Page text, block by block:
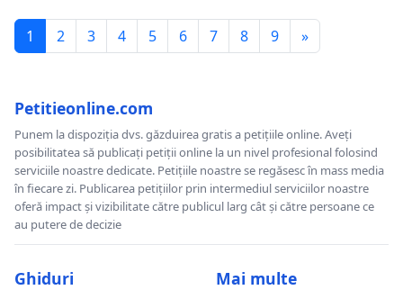
1 2 3 4 5 6 7 8 9 »
Petitieonline.com
Punem la dispoziția dvs. găzduirea gratis a petițiile online. Aveți
posibilitatea să publicați petiții online la un nivel profesional folosind
serviciile noastre dedicate. Petițiile noastre se regăsesc în mass media
în fiecare zi. Publicarea petițiilor prin intermediul serviciilor noastre
oferă impact și vizibilitate către publicul larg cât și către persoane ce
au putere de decizie
Ghiduri Mai multe